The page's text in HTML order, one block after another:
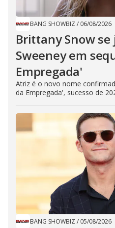
BANG SHOWBIZ / 06/08/2026
Brittany Snow
Sweeney em
Empregada​'
Atriz é o novo nome
da Empregada', sucesso de
BANG SHOWBIZ / 05/08/2026